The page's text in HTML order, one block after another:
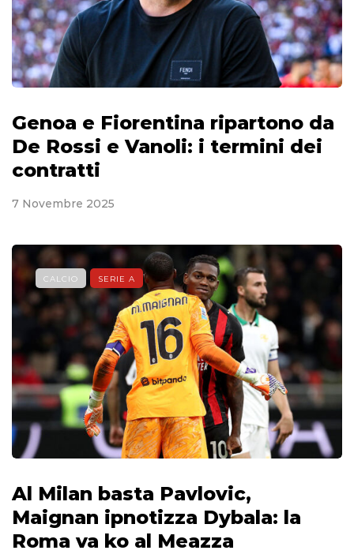
Genoa e Fiorentina ripartono da
De Rossi e Vanoli: i termini dei
contratti
7 Novembre 2025
CALCIO SERIE A
Al Milan basta Pavlovic,
Maignan ipnotizza Dybala: la
Roma va ko al Meazza